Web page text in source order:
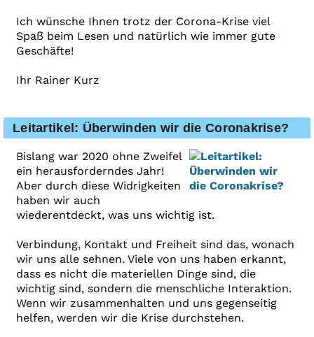
Ich wünsche Ihnen trotz der Corona-Krise viel
Spaß beim Lesen und natürlich wie immer gute
Geschäfte!
Ihr Rainer Kurz
Leitartikel: Überwinden wir die Coronakrise?
Bislang war 2020 ohne Zweifel
ein herausforderndes Jahr!
Aber durch diese Widrigkeiten
haben wir auch
wiederentdeckt, was uns wichtig ist.
Verbindung, Kontakt und Freiheit sind das, wonach
wir uns alle sehnen. Viele von uns haben erkannt,
dass es nicht die materiellen Dinge sind, die
wichtig sind, sondern die menschliche Interaktion.
Wenn wir zusammenhalten und uns gegenseitig
helfen, werden wir die Krise durchstehen.